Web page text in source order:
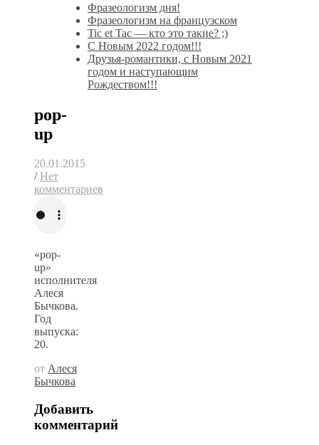
Фразеологизм дня!
Фразеологизм на французском
Tic et Tac — кто это такие? ;)
С Новым 2022 годом!!!
Друзья-романтики, с Новым 2021
годом и наступающим
Рождеством!!!
pop-
up
20.01.2015
/ Нет
комментариев
«pop-
up»
исполнителя
Алеся
Бычкова.
Год
выпуска:
20.
от Алеся
Бычкова
Добавить
комментарий